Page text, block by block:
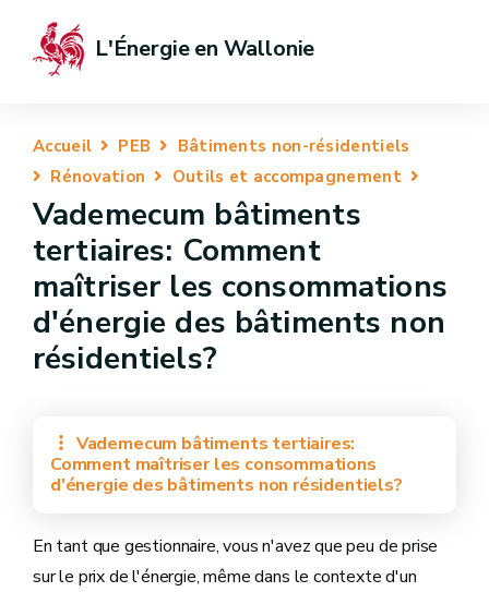
L'Énergie en Wallonie
Accueil PEB
Bâtiments non-résidentiels
Rénovation
Outils et accompagnement
Vademecum bâtiments
tertiaires: Comment
maîtriser les consommations
d'énergie des bâtiments non
résidentiels?
Vademecum bâtiments tertiaires:
Comment maîtriser les consommations
d'énergie des bâtiments non résidentiels?
En tant que gestionnaire, vous n'avez que peu de prise
sur le prix de l'énergie, même dans le contexte d'un